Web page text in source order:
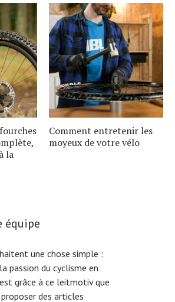
la
Comment entretenir les
moyeux de votre vélo
équipe
une chose simple :
passion du cyclisme en
grâce à ce leitmotiv que
des articles